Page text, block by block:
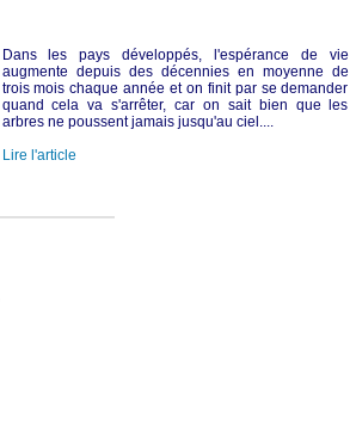
Dans les pays développés, l'espérance de vie
augmente depuis des décennies en moyenne de
trois mois chaque année et on finit par se demander
quand cela va s'arrêter, car on sait bien que les
arbres ne poussent jamais jusqu'au ciel....
Lire l'article